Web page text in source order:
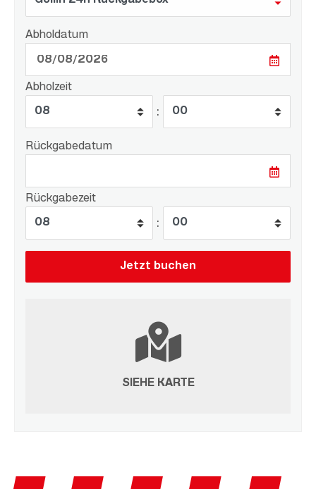
Abholdatum
Abholzeit
:
Rückgabedatum
Rückgabezeit
:
SIEHE KARTE